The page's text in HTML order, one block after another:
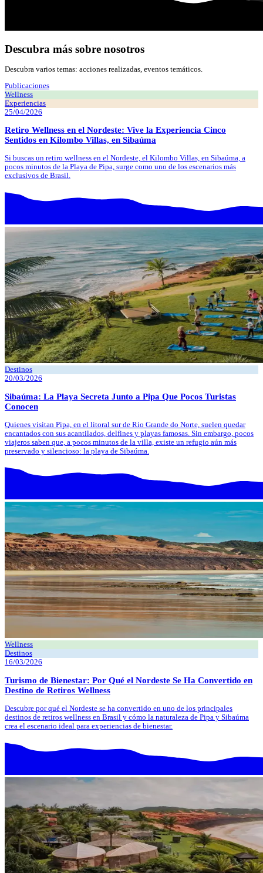
Descubra más sobre nosotros
Descubra varios temas: acciones realizadas, eventos temáticos.
Publicaciones
Wellness
Experiencias
25/04/2026
Retiro Wellness en el Nordeste: Vive la Experiencia Cinco
Sentidos en Kilombo Villas, en Sibaúma
Si buscas un retiro wellness en el Nordeste, el Kilombo Villas, en Sibaúma, a
pocos minutos de la Playa de Pipa, surge como uno de los escenarios más
exclusivos de Brasil.
Destinos
20/03/2026
Sibaúma: La Playa Secreta Junto a Pipa Que Pocos Turistas
Conocen
Quienes visitan Pipa, en el litoral sur de Rio Grande do Norte, suelen quedar
encantados con sus acantilados, delfines y playas famosas. Sin embargo, pocos
viajeros saben que, a pocos minutos de la villa, existe un refugio aún más
preservado y silencioso: la playa de Sibaúma.
Wellness
Destinos
16/03/2026
Turismo de Bienestar: Por Qué el Nordeste Se Ha Convertido en
Destino de Retiros Wellness
Descubre por qué el Nordeste se ha convertido en uno de los principales
destinos de retiros wellness en Brasil y cómo la naturaleza de Pipa y Sibaúma
crea el escenario ideal para experiencias de bienestar.